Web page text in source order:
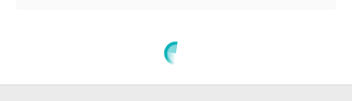
Pelatihan Guru dan Manajemen Kelola Paud
BERITA